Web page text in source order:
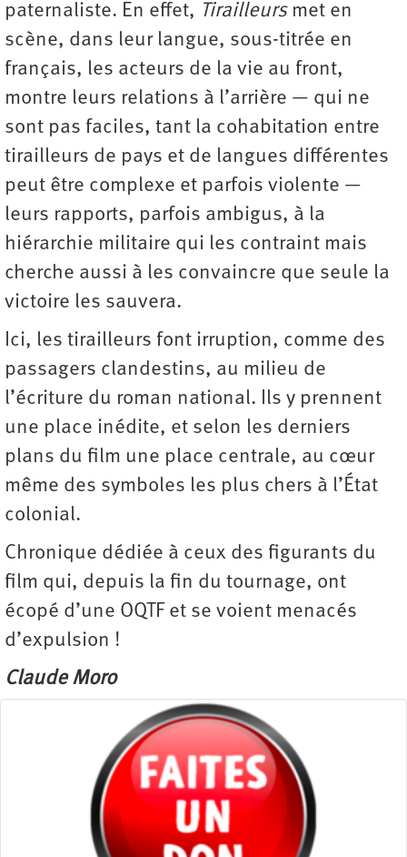
paternaliste. En effet, Tirailleursmet en
scène, dans leur langue, sous-titrée en
français, les acteurs de la vie au front,
montre leurs relations à l’arrière — qui ne
sont pas faciles, tant la cohabitation entre
tirailleurs de pays et de langues différentes
peut être complexe et parfois violente —
leurs rapports, parfois ambigus, à la
hiérarchie militaire qui les contraint mais
cherche aussi à les convaincre que seule la
victoire les sauvera.
Ici, les tirailleurs font irruption, comme des
passagers clandestins, au milieu de
l’écriture du roman national. Ils y prennent
une place inédite, et selon les derniers
plans du film une place centrale, au cœur
même des symboles les plus chers à l’État
colonial.
Chronique dédiée à ceux des figurants du
film qui, depuis la fin du tournage, ont
écopé d’une OQTF et se voient menacés
d’expulsion !
Claude Moro